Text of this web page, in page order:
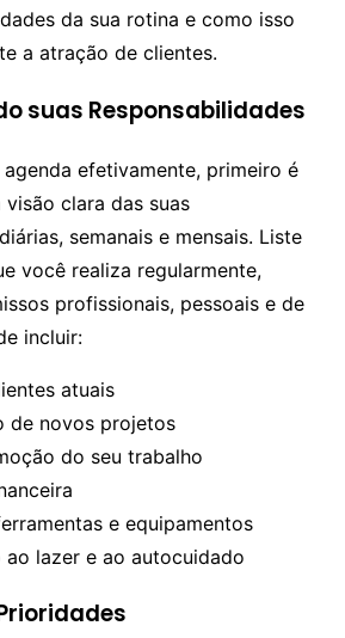
da sua rotina e como isso
a atração de clientes.
suas Responsabilidades
efetivamente, primeiro é
clara das suas
semanais e mensais. Liste
você realiza regularmente,
profissionais, pessoais e de
incluir:
atuais
de novos projetos
do seu trabalho
e equipamentos
lazer e ao autocuidado